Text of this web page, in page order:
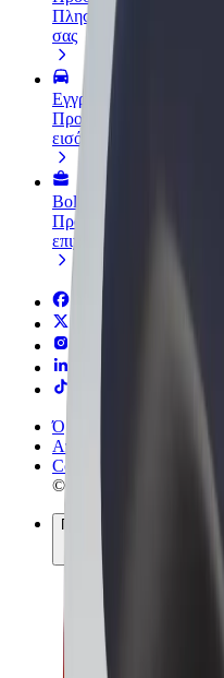
Πλησιάστε
σας
Εγγραφείτε ως
Προσθέστε το στόλο
εισόδημά σας
Bolt for Business
Προϊόντα και
επιχείρησή σας
Όροι & Προϋποθέσεις
Απόρρητο
Cookies
© 2026 Bolt Technology
Προϊόντα
Διαδρομές
Σκούτερς
Αγορά Bolt